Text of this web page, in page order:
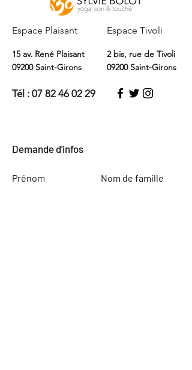
Espace Plaisant Espace Tivoli
15 av. René Plaisant
09200 Saint-Girons
2 bis, rue de Tivoli
09200 Saint-Girons
Tél : 07 82 46 02 29
Demande d'infos
Prénom Nom de famille